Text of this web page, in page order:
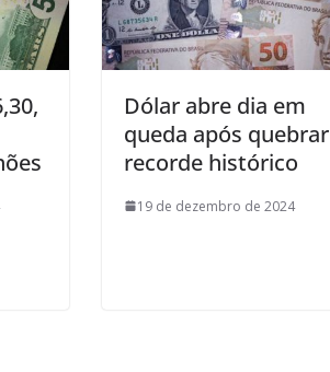
Dólar abre dia em
queda após quebrar
recorde histórico
19 de dezembro de 2024